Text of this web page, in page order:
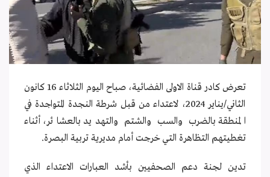
تعرض كادر قناة الاولى الفضائية، صباح اليوم الثلاثاء 16 كانون
الثاني/يناير 2024، لاعتداء من قبل شرطة النجدة المتواجدة في
المنطقة بالضرب والسب والشتم والتهديد بالعشائر، أثناء
تغطيتهم التظاهرة التي خرجت أمام مديرية تربية البصرة.
تدين لجنة دعم الصحفيين بأشد العبارات الاعتداء الذي